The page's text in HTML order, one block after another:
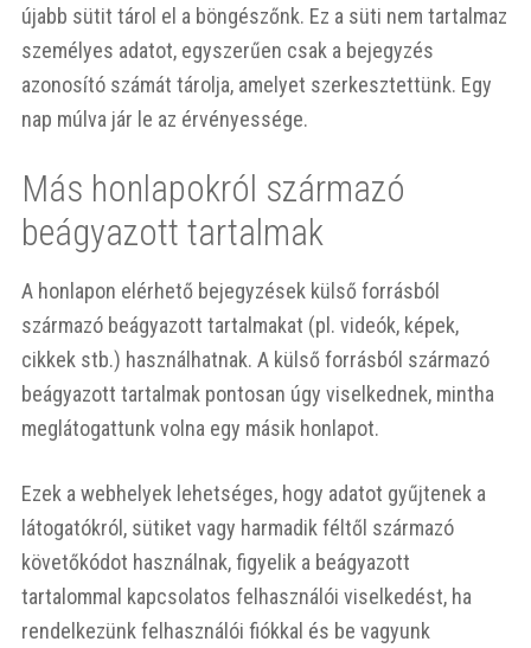
újabb sütit tárol el a böngészőnk. Ez a süti nem tartalmaz
személyes adatot, egyszerűen csak a bejegyzés
azonosító számát tárolja, amelyet szerkesztettünk. Egy
nap múlva jár le az érvényessége.
Más honlapokról származó
beágyazott tartalmak
A honlapon elérhető bejegyzések külső forrásból
származó beágyazott tartalmakat (pl. videók, képek,
cikkek stb.) használhatnak. A külső forrásból származó
beágyazott tartalmak pontosan úgy viselkednek, mintha
meglátogattunk volna egy másik honlapot.
Ezek a webhelyek lehetséges, hogy adatot gyűjtenek a
látogatókról, sütiket vagy harmadik féltől származó
követőkódot használnak, figyelik a beágyazott
tartalommal kapcsolatos felhasználói viselkedést, ha
rendelkezünk felhasználói fiókkal és be vagyunk